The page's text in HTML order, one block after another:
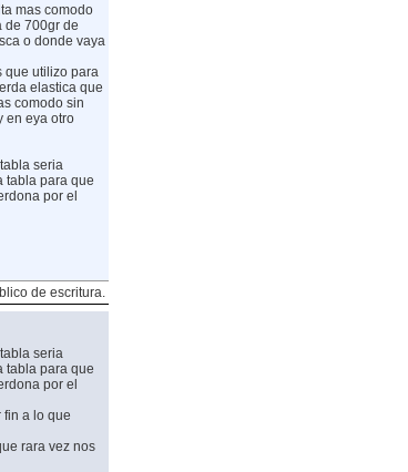
mas comodo
de 700gr de
o donde vaya
que utilizo para
elastica que
comodo sin
en eya otro
seria
tabla para que
por el
de escritura.
seria
tabla para que
por el
fin a lo que
rara vez nos